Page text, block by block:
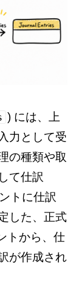
) には、上
力として受
の種類や取
て仕訳
トに仕訳
した、正式
トから、仕
が作成され